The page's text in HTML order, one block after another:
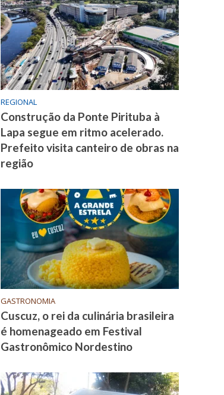
REGIONAL
Construção da Ponte Pirituba à
Lapa segue em ritmo acelerado.
Prefeito visita canteiro de obras na
região
GASTRONOMIA
Cuscuz, o rei da culinária brasileira
é homenageado em Festival
Gastronômico Nordestino